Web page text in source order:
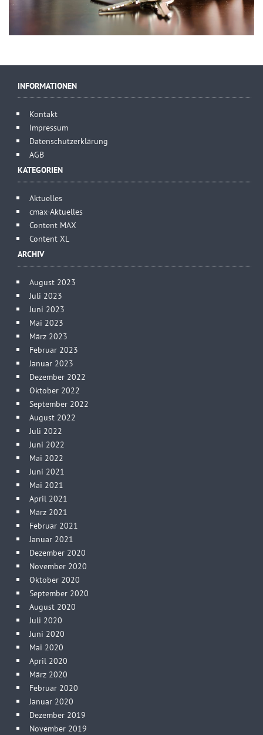
INFORMATIONEN
Kontakt
Impressum
Datenschutzerklärung
AGB
KATEGORIEN
Aktuelles
cmax-Aktuelles
Content MAX
Content XL
ARCHIV
August 2023
Juli 2023
Juni 2023
Mai 2023
März 2023
Februar 2023
Januar 2023
Dezember 2022
Oktober 2022
September 2022
August 2022
Juli 2022
Juni 2022
Mai 2022
Juni 2021
Mai 2021
April 2021
März 2021
Februar 2021
Januar 2021
Dezember 2020
November 2020
Oktober 2020
September 2020
August 2020
Juli 2020
Juni 2020
Mai 2020
April 2020
März 2020
Februar 2020
Januar 2020
Dezember 2019
November 2019